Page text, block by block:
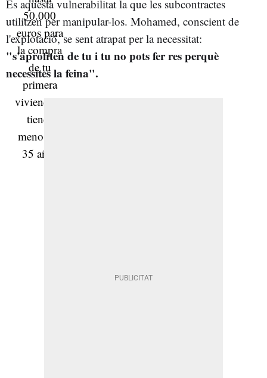
És aquesta vulnerabilitat la que les subcontractes
utilitzen per manipular-los. Mohamed, conscient de
l'explotació, se sent atrapat per la necessitat:
"s'aprofiten de tu i tu no pots fer res perquè
necessites la feina".